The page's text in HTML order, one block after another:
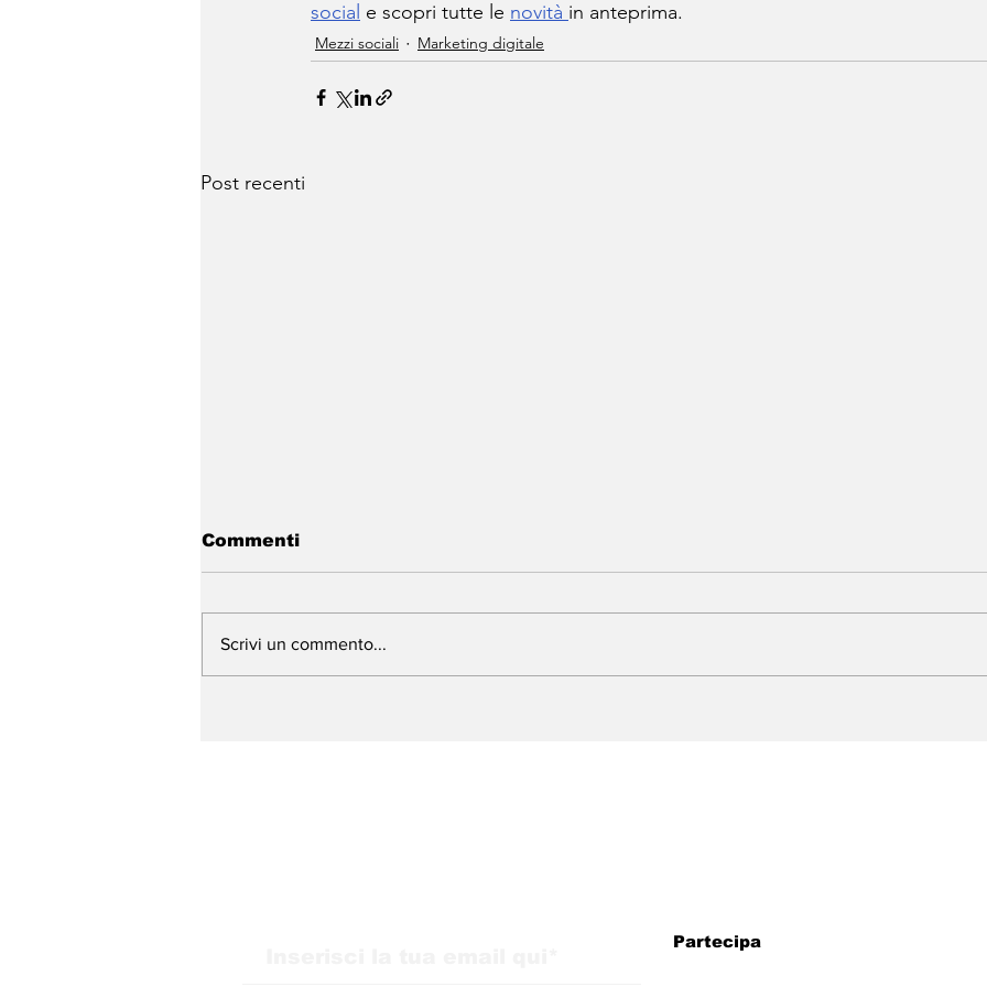
social e scopri tutte le novità in anteprima.
Mezzi sociali Marketing digitale
Post recenti
Commenti
Scrivi un commento...
Partecipa